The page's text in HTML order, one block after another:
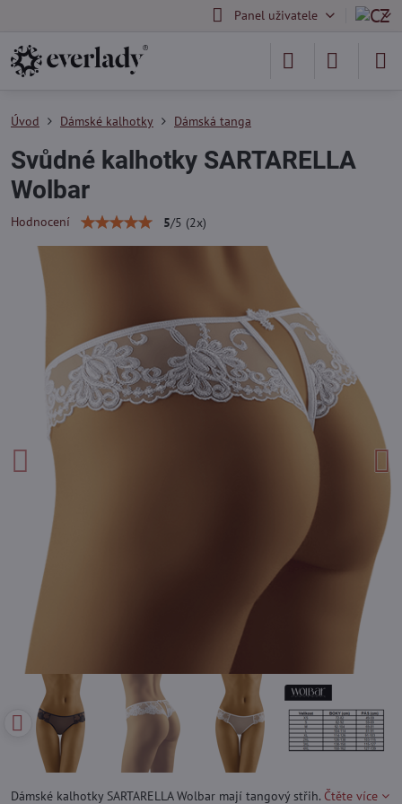
Panel uživatele
Úvod Dámské kalhotky Dámská tanga
Svůdné kalhotky SARTARELLA
Wolbar
Hodnocení 5/5 (2x)
Dámské kalhotky SARTARELLA Wolbar mají tangový střih. Čtěte více